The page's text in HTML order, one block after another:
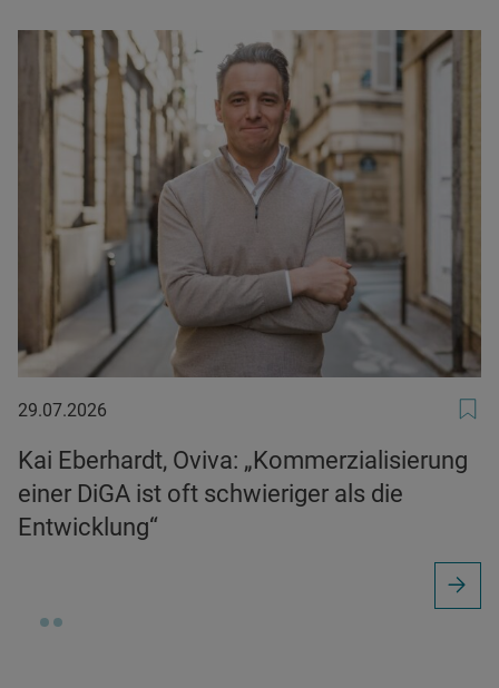
29.07.2026
29.07.2026
Kai Eberhardt, Oviva: „Kommerzialisierung
einer DiGA ist oft schwieriger als die
Entwicklung“